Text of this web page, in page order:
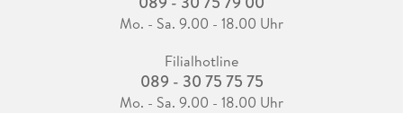
Mo. - Sa. 9.00 - 18.00 Uhr
Filialhotline
089 - 30 75 75 75
Mo. - Sa. 9.00 - 18.00 Uhr